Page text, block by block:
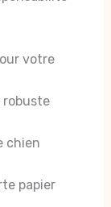
votre
robuste
chien
papier